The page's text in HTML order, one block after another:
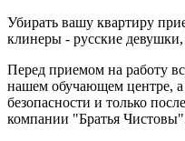
Убирать вашу квартиру
клинеры - русские девушки,
Перед приемом на работу
нашем обучающем центре,
безопасности и только
компании "Братья